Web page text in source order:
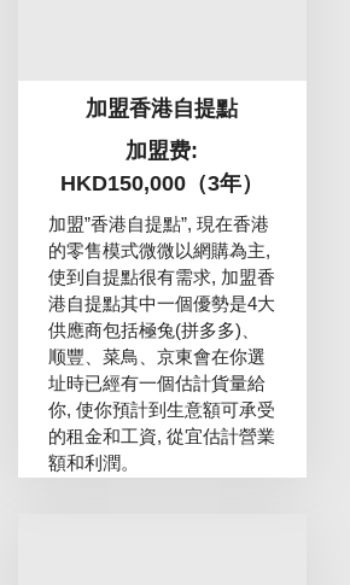
加盟香港自提點
加盟费:
HKD150,000（3年）
加盟”香港自提點”, 現在香港
的零售模式微微以網購為主,
使到自提點很有需求, 加盟香
港自提點其中一個優勢是4大
供應商包括極兔(拼多多)、
顺豐、菜鳥、京東會在你選
址時已經有一個估計貨量給
你, 使你預計到生意額可承受
的租金和工資, 從宜估計營業
額和利潤。